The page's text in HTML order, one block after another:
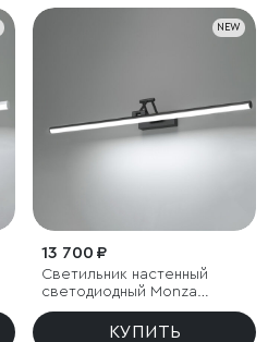
NEW
13 700 ₽
Светильник настенный
светодиодный Monza
черный
КУПИТЬ